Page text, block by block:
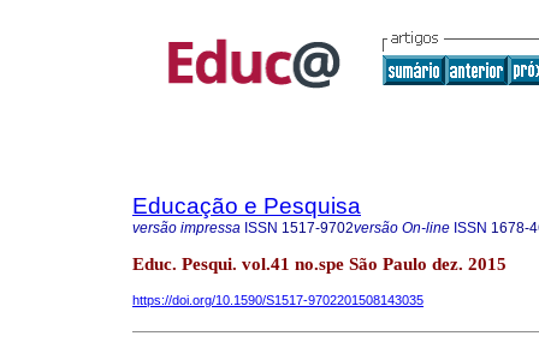
Educação e Pesquisa
versão impressa ISSN 1517-9702versão On-line ISSN 1678-
Educ. Pesqui. vol.41 no.spe São Paulo dez. 2015
https://doi.org/10.1590/S1517-9702201508143035